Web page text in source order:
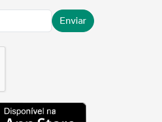
Enviar